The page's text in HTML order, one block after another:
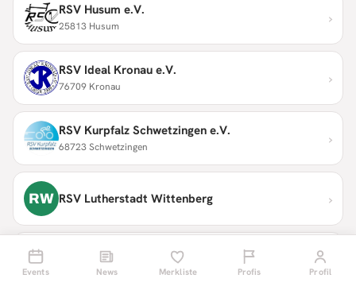
RSV Husum e.V.
25813 Husum ›
RSV Ideal Kronau e.V.
76709 Kronau ›
RSV Kurpfalz Schwetzingen e.V.
68723 Schwetzingen ›
RW RSV Lutherstadt Wittenberg ›
RSV Moosburg e.V.
85368 Moosburg a.d. Isar
Events News Merkliste Profis Profil